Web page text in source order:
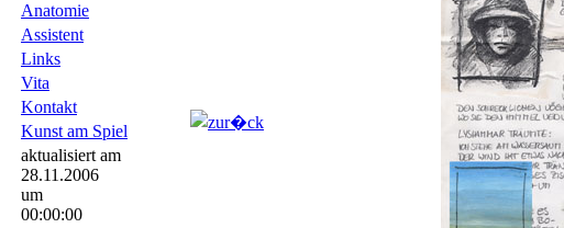
Anatomie
Assistent
Links
Vita
Kontakt
Kunst am Spiel
aktualisiert am
28.11.2006
um
00:00:00